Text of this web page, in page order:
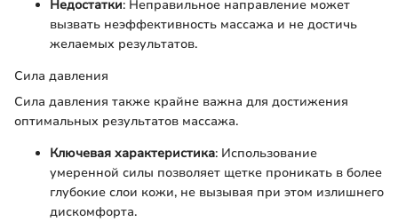
Недостатки: Неправильное направление может
вызвать неэффективность массажа и не достичь
желаемых результатов.
Сила давления
Сила давления также крайне важна для достижения
оптимальных результатов массажа.
Ключевая характеристика: Использование
умеренной силы позволяет щетке проникать в более
глубокие слои кожи, не вызывая при этом излишнего
дискомфорта.